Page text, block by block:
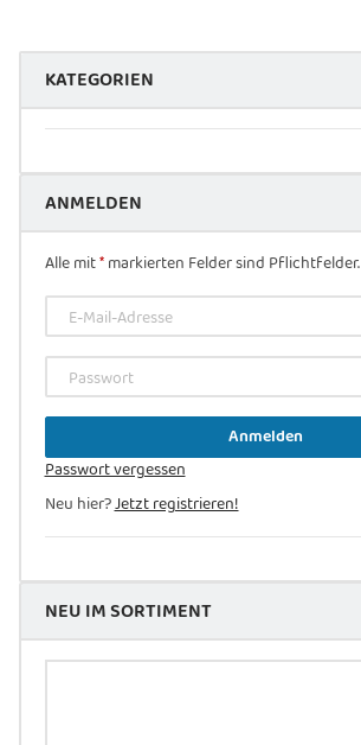
KATEGORIEN
ANMELDEN
Alle mit*markierten Felder sind Pflichtfelder.
E-Mail-Adresse
Passwort
Anmelden
Passwort vergessen
Neu hier?Jetzt registrieren!
NEU IM SORTIMENT